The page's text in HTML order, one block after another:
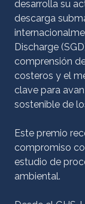
desarrolla su
descarga
Discharge
comprensión
costeros y el
clave para
sostenible de
Este premio
compromiso
estudio de
ambiental.